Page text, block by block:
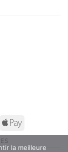
Apple
Pay
la meilleure